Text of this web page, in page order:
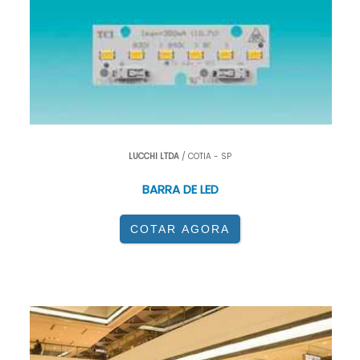
Ambientes arquitetônicos e de design de
interiores.
Revestimentos para equipamentos
difusor é uma solução prática para melhorar a
qualidade da iluminação em diferentes
LUZ
Uniformidade luminosa:
elimina pontos de luz
LUCCHI LTDA / COTIA - SP
BARRA DE LED
COTAR AGORA